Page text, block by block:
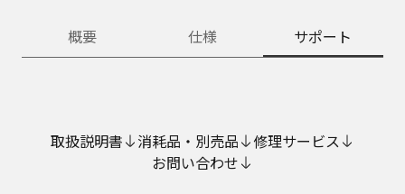
概要 仕様 サポート
取扱説明書 消耗品・別売品
修理サービス
お問い合わせ